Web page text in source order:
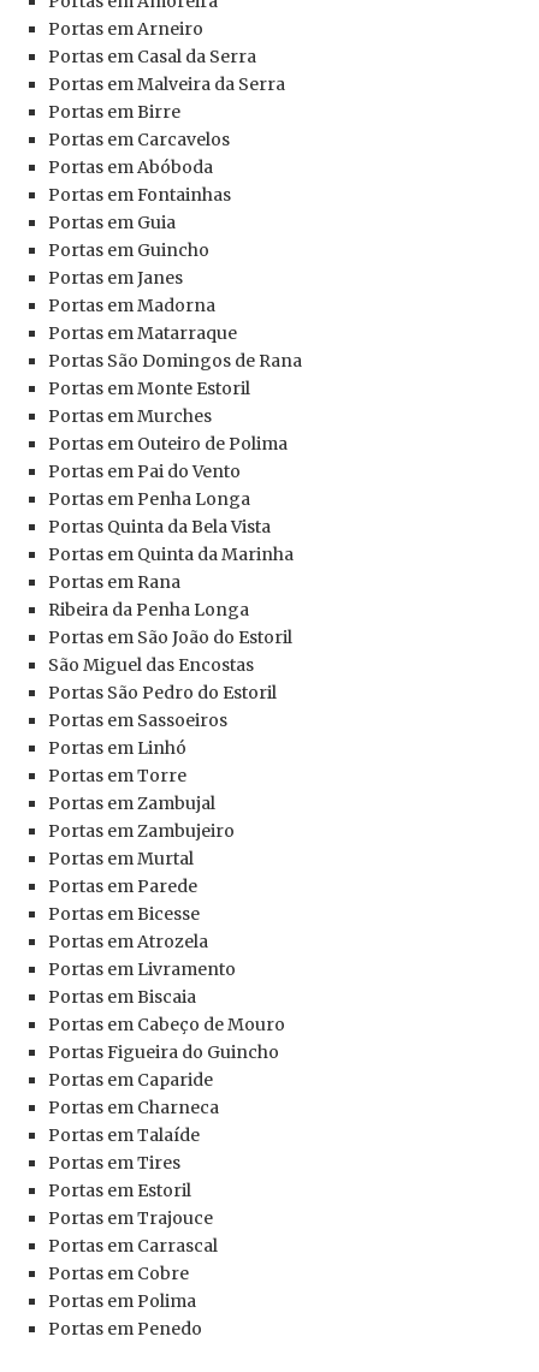
Portas em Arneiro
Portas em Casal da Serra
Portas em Malveira da Serra
Portas em Birre
Portas em Carcavelos
Portas em Abóboda
Portas em Fontainhas
Portas em Guia
Portas em Guincho
Portas em Janes
Portas em Madorna
Portas em Matarraque
Portas São Domingos de Rana
Portas em Monte Estoril
Portas em Murches
Portas em Outeiro de Polima
Portas em Pai do Vento
Portas em Penha Longa
Portas Quinta da Bela Vista
Portas em Quinta da Marinha
Portas em Rana
Ribeira da Penha Longa
Portas em São João do Estoril
São Miguel das Encostas
Portas São Pedro do Estoril
Portas em Sassoeiros
Portas em Linhó
Portas em Torre
Portas em Zambujal
Portas em Zambujeiro
Portas em Murtal
Portas em Parede
Portas em Bicesse
Portas em Atrozela
Portas em Livramento
Portas em Biscaia
Portas em Cabeço de Mouro
PortasFigueira do Guincho
Portas em Caparide
Portas em Charneca
Portas em Talaíde
Portas em Tires
Portas em Estoril
Portas em Trajouce
Portas em Carrascal
Portas em Cobre
Portas em Polima
Portas em Penedo